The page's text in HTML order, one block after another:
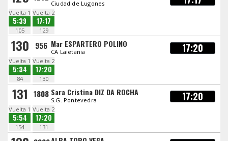
Ciudad de Lugones
Vuelta 1
5:39
105
Vuelta 2
17:17
129
130 956 Mar ESPARTERO POLINO
CA Laietania 17:20
Vuelta 1
5:34
84
Vuelta 2
17:20
130
131 1808 Sara Cristina DIZ DA ROCHA
S.G. Pontevedra 17:20
Vuelta 1
5:54
154
Vuelta 2
17:20
131